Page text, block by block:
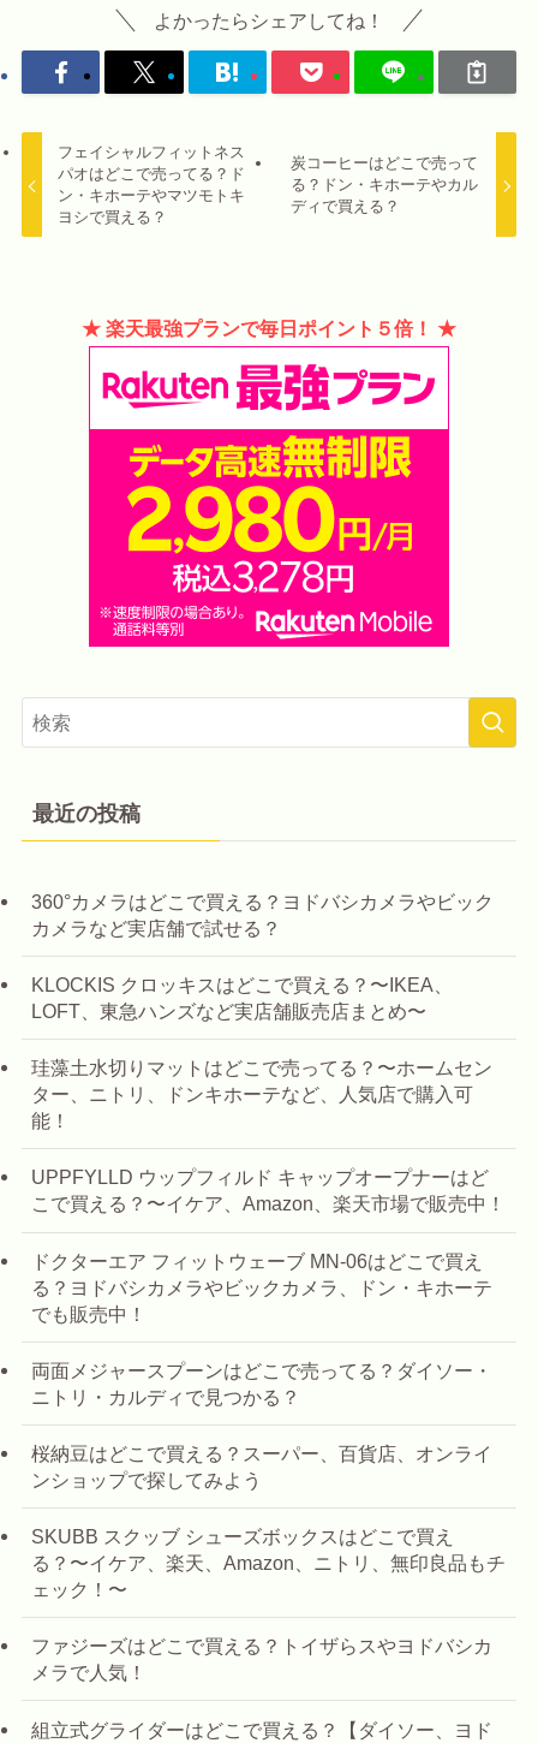
よかったらシェアしてね！
フェイシャルフィットネス
パオはどこで売ってる？ド
ン・キホーテやマツモトキ
ヨシで買える？
炭コーヒーはどこで売って
る？ドン・キホーテやカル
ディで買える？
★ 楽天最強プランで毎日ポイント５倍！ ★
最近の投稿
360°カメラはどこで買える？ヨドバシカメラやビック
カメラなど実店舗で試せる？
KLOCKIS クロッキスはどこで買える？〜IKEA、
LOFT、東急ハンズなど実店舗販売店まとめ〜
珪藻土水切りマットはどこで売ってる？〜ホームセン
ター、ニトリ、ドンキホーテなど、人気店で購入可
能！
UPPFYLLD ウップフィルド キャップオープナーはど
こで買える？〜イケア、Amazon、楽天市場で販売中！
ドクターエア フィットウェーブ MN-06はどこで買え
る？ヨドバシカメラやビックカメラ、ドン・キホーテ
でも販売中！
両面メジャースプーンはどこで売ってる？ダイソー・
ニトリ・カルディで見つかる？
桜納豆はどこで買える？スーパー、百貨店、オンライ
ンショップで探してみよう
SKUBB スクッブ シューズボックスはどこで買え
る？〜イケア、楽天、Amazon、ニトリ、無印良品もチ
ェック！〜
ファジーズはどこで買える？トイザらスやヨドバシカ
メラで人気！
組立式グライダーはどこで買える？【ダイソー、ヨド